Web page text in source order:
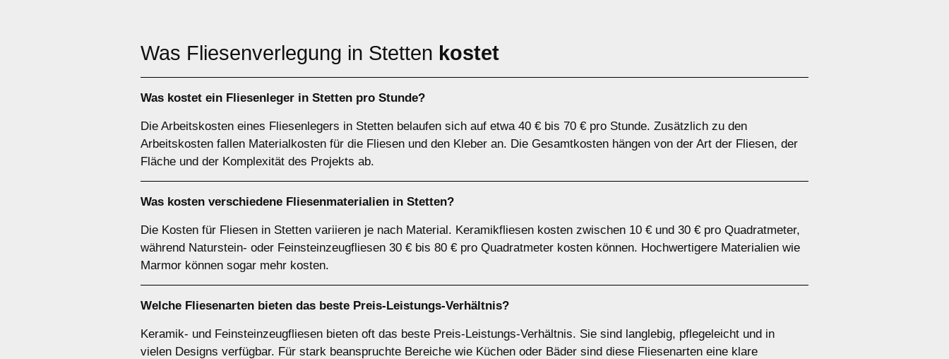
Was Fliesenverlegung in Stetten kostet
Was kostet ein Fliesenleger in Stetten pro Stunde?
Die Arbeitskosten eines Fliesenlegers in Stetten belaufen sich auf etwa 40 € bis 70 € pro Stunde. Zusätzlich zu den
Arbeitskosten fallen Materialkosten für die Fliesen und den Kleber an. Die Gesamtkosten hängen von der Art der Fliesen, der
Fläche und der Komplexität des Projekts ab.
Was kosten verschiedene Fliesenmaterialien in Stetten?
Die Kosten für Fliesen in Stetten variieren je nach Material. Keramikfliesen kosten zwischen 10 € und 30 € pro Quadratmeter,
während Naturstein- oder Feinsteinzeugfliesen 30 € bis 80 € pro Quadratmeter kosten können. Hochwertigere Materialien wie
Marmor können sogar mehr kosten.
Welche Fliesenarten bieten das beste Preis-Leistungs-Verhältnis?
Keramik- und Feinsteinzeugfliesen bieten oft das beste Preis-Leistungs-Verhältnis. Sie sind langlebig, pflegeleicht und in
vielen Designs verfügbar. Für stark beanspruchte Bereiche wie Küchen oder Bäder sind diese Fliesenarten eine klare